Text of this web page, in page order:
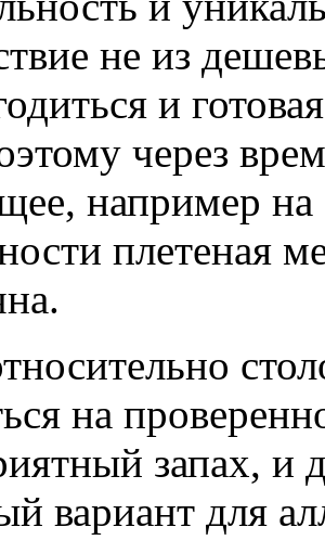
не из
и
через
например
плетеная
на
запах, и
вариант для